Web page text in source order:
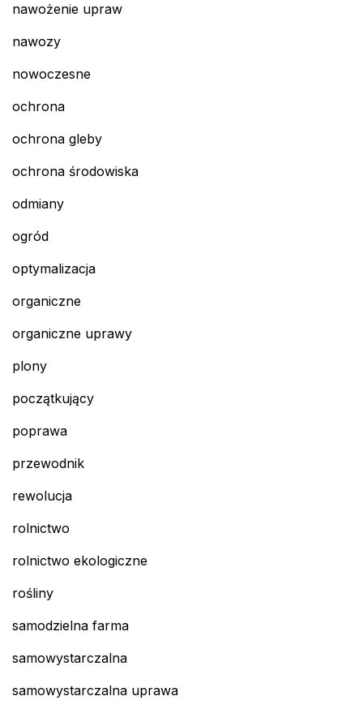
nawożenie upraw
nawozy
nowoczesne
ochrona
ochrona gleby
ochrona środowiska
odmiany
ogród
optymalizacja
organiczne
organiczne uprawy
plony
początkujący
poprawa
przewodnik
rewolucja
rolnictwo
rolnictwo ekologiczne
rośliny
samodzielna farma
samowystarczalna
samowystarczalna uprawa